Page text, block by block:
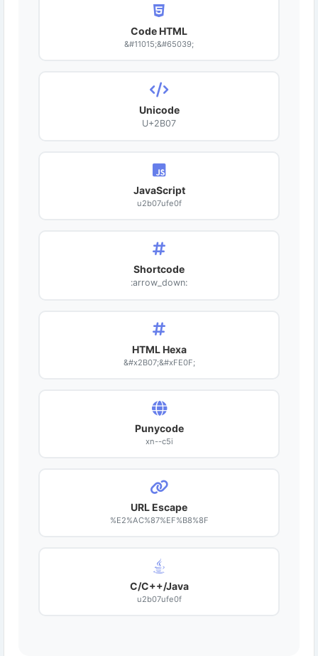
Code HTML
&#11015;&#65039;
Unicode
U+2B07
JavaScript
u2b07ufe0f
Shortcode
:arrow_down:
HTML Hexa
&#x2B07;&#xFE0F;
Punycode
xn--c5i
URL Escape
%E2%AC%87%EF%B8%8F
C/C++/Java
u2b07ufe0f